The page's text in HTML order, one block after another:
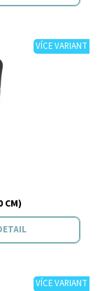
VÍCE VARIANT
CM)
VÍCE VARIANT